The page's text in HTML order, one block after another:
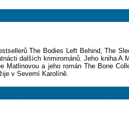
The Bodies Left Behind, The
dalších krimirománů. Jeho kniha
Matlinovou a jeho román The Bone
v Severní Karolíně.